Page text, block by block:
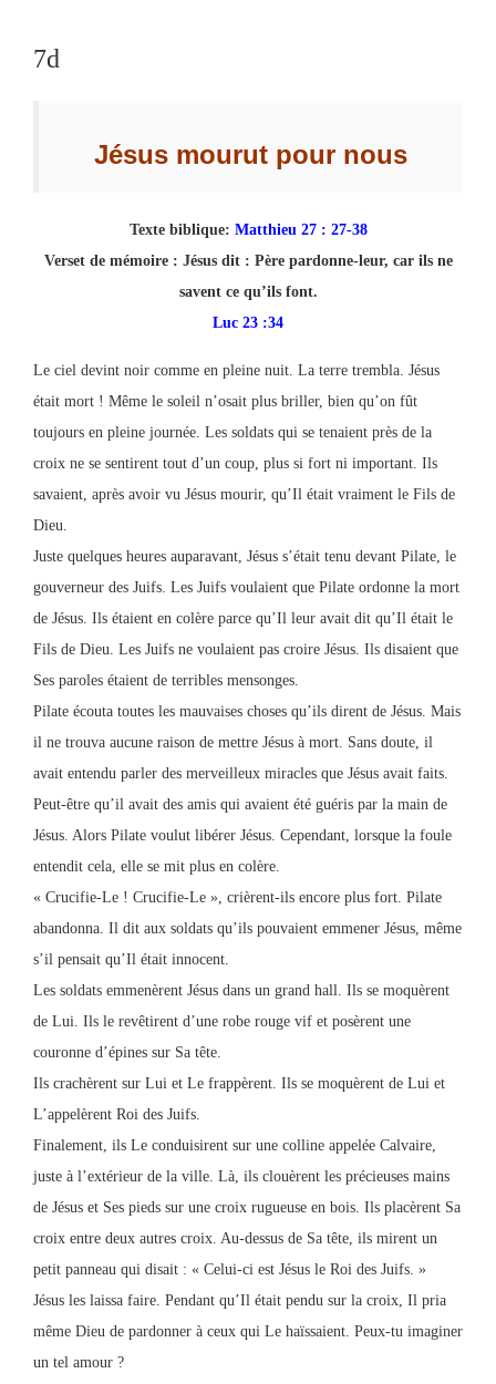
7d
Jésus mourut pour nous
Texte biblique: Matthieu 27 : 27-38
Verset de mémoire : Jésus dit : Père pardonne-leur, car ils ne
savent ce qu’ils font.
Luc 23 :34
Le ciel devint noir comme en pleine nuit. La terre trembla. Jésus
était mort ! Même le soleil n’osait plus briller, bien qu’on fût
toujours en pleine journée. Les soldats qui se tenaient près de la
croix ne se sentirent tout d’un coup, plus si fort ni important. Ils
savaient, après avoir vu Jésus mourir, qu’Il était vraiment le Fils de
Dieu.
Juste quelques heures auparavant, Jésus s’était tenu devant Pilate, le
gouverneur des Juifs. Les Juifs voulaient que Pilate ordonne la mort
de Jésus. Ils étaient en colère parce qu’Il leur avait dit qu’Il était le
Fils de Dieu. Les Juifs ne voulaient pas croire Jésus. Ils disaient que
Ses paroles étaient de terribles mensonges.
Pilate écouta toutes les mauvaises choses qu’ils dirent de Jésus. Mais
il ne trouva aucune raison de mettre Jésus à mort. Sans doute, il
avait entendu parler des merveilleux miracles que Jésus avait faits.
Peut-être qu’il avait des amis qui avaient été guéris par la main de
Jésus. Alors Pilate voulut libérer Jésus. Cependant, lorsque la foule
entendit cela, elle se mit plus en colère.
« Crucifie-Le ! Crucifie-Le », crièrent-ils encore plus fort. Pilate
abandonna. Il dit aux soldats qu’ils pouvaient emmener Jésus, même
s’il pensait qu’Il était innocent.
Les soldats emmenèrent Jésus dans un grand hall. Ils se moquèrent
de Lui. Ils le revêtirent d’une robe rouge vif et posèrent une
couronne d’épines sur Sa tête.
Ils crachèrent sur Lui et Le frappèrent. Ils se moquèrent de Lui et
L’appelèrent Roi des Juifs.
Finalement, ils Le conduisirent sur une colline appelée Calvaire,
juste à l’extérieur de la ville. Là, ils clouèrent les précieuses mains
de Jésus et Ses pieds sur une croix rugueuse en bois. Ils placèrent Sa
croix entre deux autres croix. Au-dessus de Sa tête, ils mirent un
petit panneau qui disait : « Celui-ci est Jésus le Roi des Juifs. »
Jésus les laissa faire. Pendant qu’Il était pendu sur la croix, Il pria
même Dieu de pardonner à ceux qui Le haïssaient. Peux-tu imaginer
un tel amour ?